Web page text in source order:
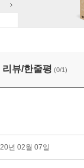
Renee
리뷰/한줄평 (0/1)
년 02월 07일